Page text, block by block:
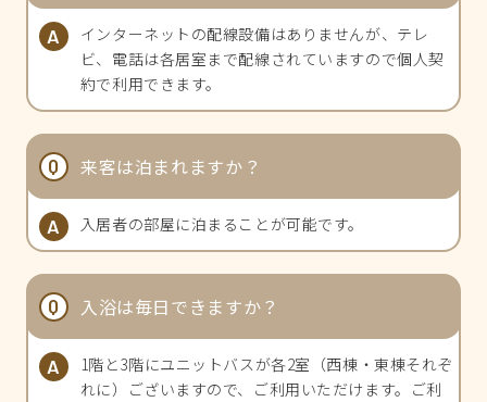
入居方法とQ&A
アクセス
インターネットの配線設備はありませんが、テレ
ビ、電話は各居室まで配線されていますので個人契
約で利用できます。
来客は泊まれますか？
入居者の部屋に泊まることが可能です。
入浴は毎日できますか？
1階と3階にユニットバスが各2室（西棟・東棟それぞ
れに）ございますので、ご利用いただけます。ご利